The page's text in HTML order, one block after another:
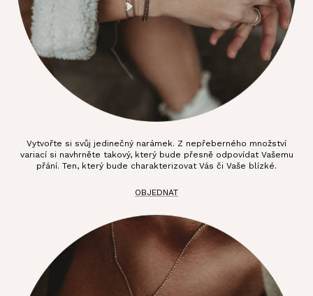
Vytvořte si svůj jedinečný narámek. Z nepřeberného množství
variací si navhrněte takový, který bude přesně odpovídat Vašemu
přání. Ten, který bude charakterizovat Vás či Vaše blízké.
OBJEDNAT